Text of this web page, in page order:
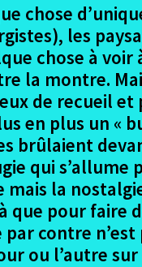
chose
les
chose à voir
la montre.
de recueil
en plus un «
brûlaient
qui s’allume
la nostalgie
pour faire
contre n’est
ou l’autre